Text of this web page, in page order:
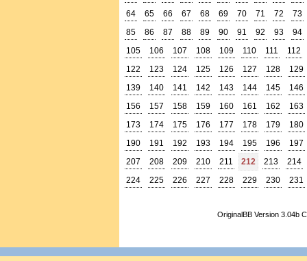
64 65 66 67 68 69 70 71 72
73
85
86 87 88 89 90 91 92 93
94
105
106 107 108 109 110 111
112
122
123 124 125 126 127 128
129
139
140 141 142 143 144 145
146
156
157 158 159 160 161 162
163
173
174 175 176 177 178 179
180
190
191 192 193 194 195 196
197
207
208 209 210 211 212 213
214
224
225 226 227 228 229 230 231
OriginalBB Version 3.04b